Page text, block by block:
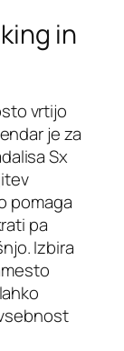
in
vrtijo
je za
Sx
pomaga
pa
Izbira